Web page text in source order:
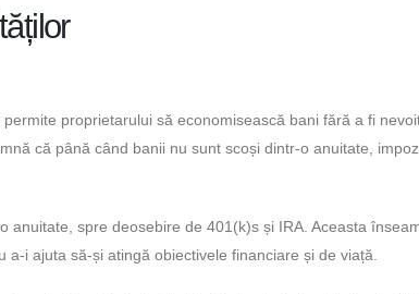
proprietarului să economisească bani fără a fi
că până când banii nu sunt scoși dintr-o anuitate,
spre deosebire de 401(k)s și IRA. Aceasta
i ajuta să-și atingă obiectivele financiare și de viață.